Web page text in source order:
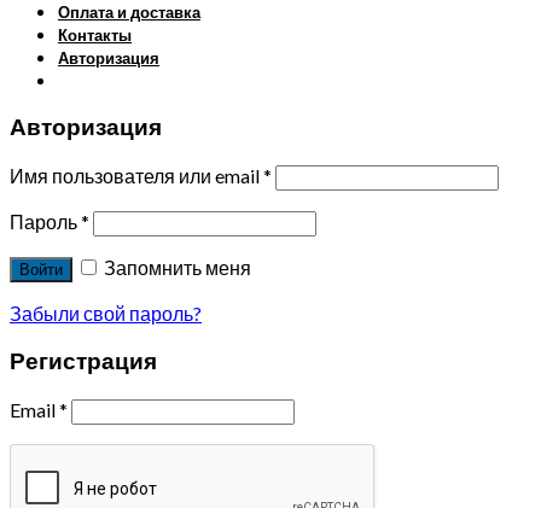
Оплата и доставка
Контакты
Авторизация
Авторизация
Имя пользователя или email*
Пароль*
Войти
Запомнить меня
Забыли свой пароль?
Регистрация
Email*